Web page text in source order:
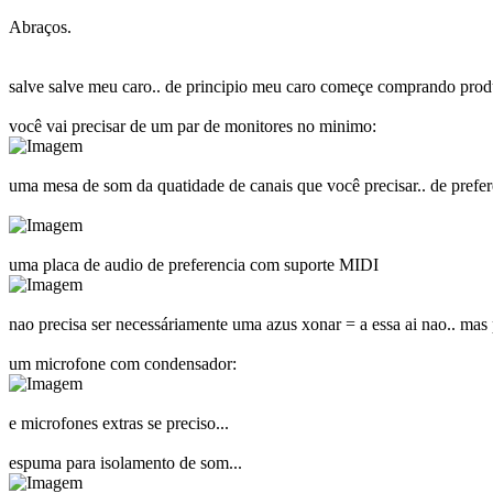
Abraços.
salve salve meu caro.. de principio meu caro começe comprando
você vai precisar de um par de monitores no minimo:
uma mesa de som da quatidade de canais que você precisar.. de
uma placa de audio de preferencia com suporte MIDI
nao precisa ser necessáriamente uma azus xonar = a essa ai nao..
um microfone com condensador:
e microfones extras se preciso...
espuma para isolamento de som...